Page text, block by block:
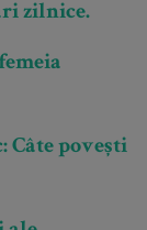
zilnice.
Câte povești